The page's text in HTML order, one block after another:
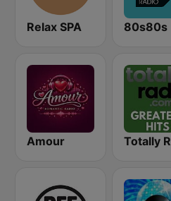
Relax SPA 80s80s
Amour